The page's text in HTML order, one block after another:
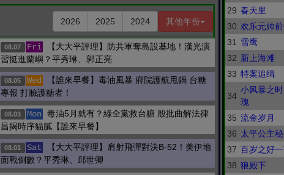
2026 2025 2024 其他年份
08.07 Fri
【大大平評理】防共軍奪島設基地！漢光演
習挺進蘭嶼？平秀琳、郭正亮
08.05 Wed
【誰來早餐】毒油風暴 府院護航甩鍋 台糖
專報 打臉護糖者！
08.03 Mon
毒油5月就有？綠全黨救台糖 殷批曲解法律
昌揭時序貓膩【誰來早餐】
08.01 Sat
【大大平評理】肩射飛彈對決B-52！美伊地
面戰倒數？平秀琳、邱世卿
29 春天里
30 欢乐元帅
31
雪鹰
32 新上海滩
33 特案追缉
34
小风暴之
瑰
35 流金岁月
36 太平公主
37 百岁之好
38 狼殿下